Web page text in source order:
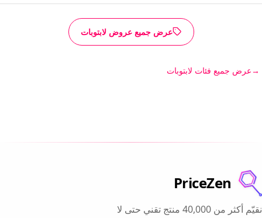
عرض جميع عروض لابتوبات
عرض جميع فئات لابتوبات
PriceZen
نقيّم أكثر من 40,000 منتج تقني حتى لا